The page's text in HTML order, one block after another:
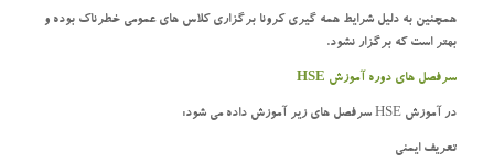
همچنین به دلیل شرایط همه گیری کرونا برگزاری کلاس های عمومی خطرناک بوده و
بهتر است که برگزار نشود.
سرفصل های دوره آموزش HSE
در آموزش HSE سرفصل های زیر آموزش داده می شود:
تعریف ایمنی